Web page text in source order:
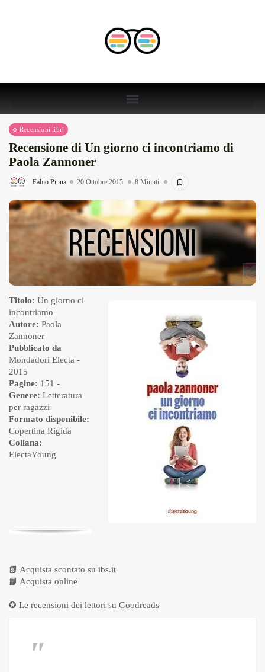
Recensioni libri
Recensione di Un giorno ci incontriamo di
Paola Zannoner
Fabio Pinna 20 Ottobre 2015 8 Minuti
Titolo: Un giorno ci
incontriamo
Autore: Paola
Zannoner
Pubblicato da
Mondadori Electa -
2015
Pagine: 151 -
Genere: Letteratura
per ragazzi
Formato disponibile:
Copertina Rigida
Collana:
ElectaYoung
📗 Acquista scontato su ibs.it
📙 Acquista online
✪ Le recensioni dei lettori su Goodreads